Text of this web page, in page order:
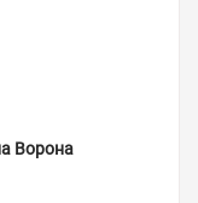
Ворона